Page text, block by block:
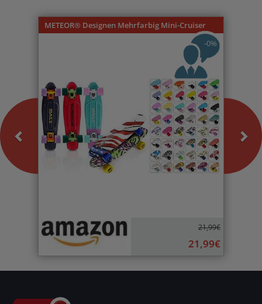
METEOR® Designen Mehrfarbig Mini-Cruiser
-0%
21,99€
21,99€